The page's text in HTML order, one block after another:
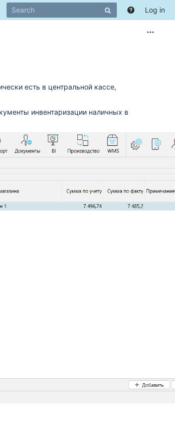
Log in
есть в центральной кассе,
инвентаризации наличных в